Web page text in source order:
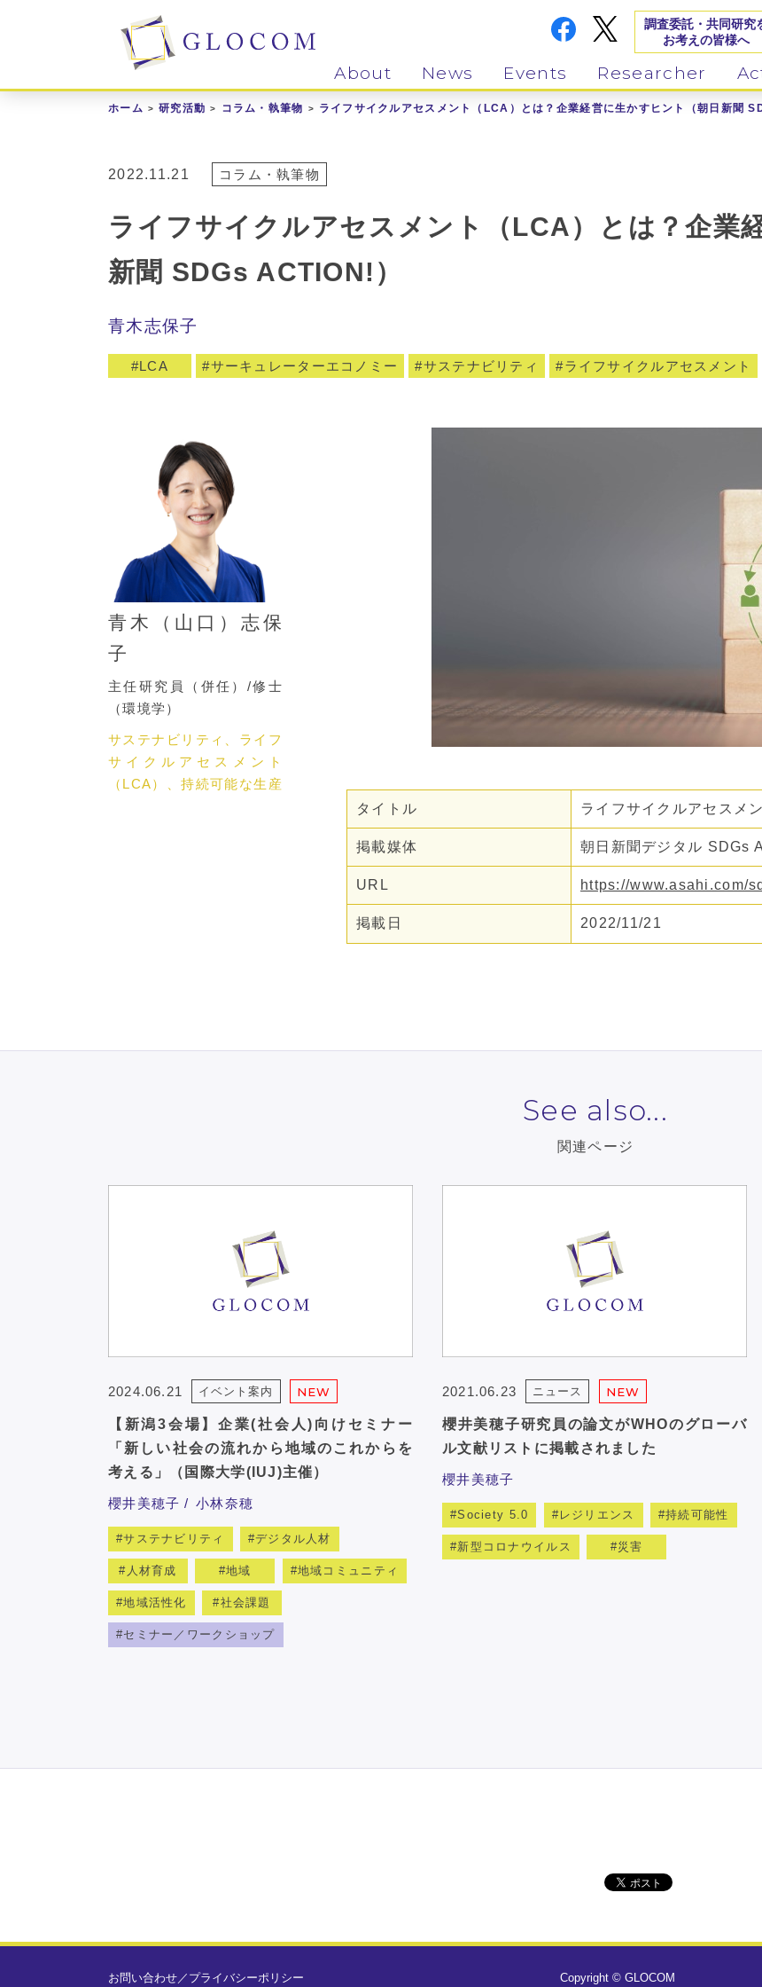
調査委託・共同研究
お考えの皆様へ
About News Events Researcher
ホーム 研究活動 コラム・執筆物 ライフサイクルアセスメント（LCA）とは？企業経営に生かすヒント（朝日新聞
2022.11.21 コラム・執筆物
ライフサイクルアセスメント（LCA）とは？企業
新聞 SDGs ACTION!）
青木志保子
LCA サーキュレーターエコノミー サステナビリティ ライフサイクルアセスメント
タイトル ライフサイクルアセスメ
掲載媒体 朝日新聞デジタル SDGs
URL https://www.asahi.com/
掲載日 2022/11/21
青木（山口）志保
子
主任研究員（併任）/修士
（環境学）
サステナビリティ、ライフ
サイクルアセスメント
（LCA）、持続可能な生産
See also...
関連ページ
2024.06.21 イベント案内 NEW
【新潟3会場】企業(社会人)向けセミナー
「新しい社会の流れから地域のこれからを
考える」（国際大学(IUJ)主催）
櫻井美穂子 小林奈穂
サステナビリティ デジタル人材
人材育成 地域 地域コミュニティ
地域活性化 社会課題
セミナー／ワークショップ
2021.06.23 ニュース NEW
櫻井美穂子研究員の論文がWHOのグローバ
ル文献リストに掲載されました
櫻井美穂子
Society 5.0 レジリエンス 持続可能性
新型コロナウイルス 災害
お問い合わせ／ プライバシーポリシー Copyright © GLOCOM